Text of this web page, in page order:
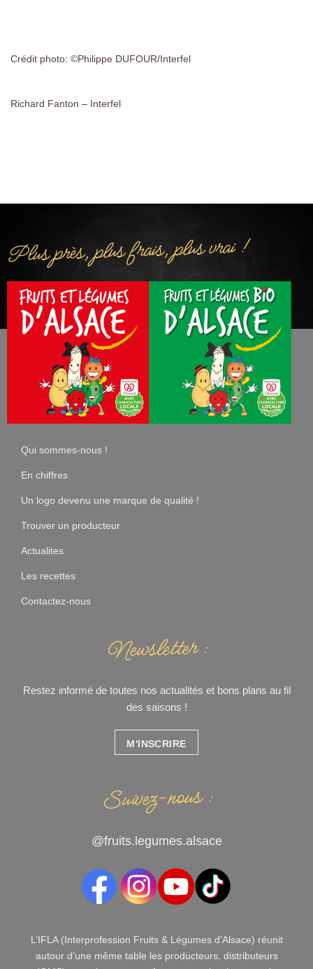
Crédit photo: ©Philippe DUFOUR/Interfel
Richard Fanton – Interfel
Plus près, plus frais, plus vrai !
Qui sommes-nous !
En chiffres
Un logo devenu une marque de qualité !
Trouver un producteur
Actualites
Les recettes
Contactez-nous
Newsletter :
Restez informé de toutes nos actualités et bons plans au fil
des saisons !
M'INSCRIRE
Suivez-nous :
@fruits.legumes.alsace
L’IFLA (Interprofession Fruits & Légumes d’Alsace) réunit
autour d’une même table les producteurs, distributeurs